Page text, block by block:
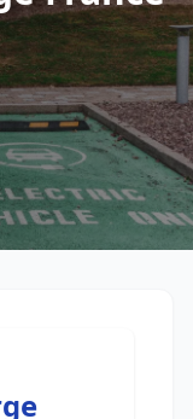
des métiers
parViteUnDevis.com-Vous